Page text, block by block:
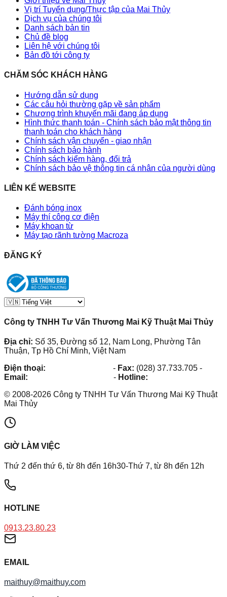
Vị trí Tuyển dụng/Thực tập của Mai Thủy
Dịch vụ của chúng tôi
Danh sách bản tin
Chủ đề blog
Liên hệ với chúng tôi
Bản đồ tới công ty
CHĂM SÓC KHÁCH HÀNG
Hướng dẫn sử dụng
Các câu hỏi thường gặp về sản phẩm
Chương trình khuyến mãi đang áp dụng
Hình thức thanh toán - Chính sách bảo mật thông tin
thanh toán cho khách hàng
Chính sách vận chuyển - giao nhận
Chính sách bảo hành
Chính sách kiểm hàng, đổi trả
Chính sách bảo vệ thông tin cá nhân của người dùng
LIÊN KẾ WEBSITE
Đánh bóng inox
Máy thí công cơ điện
Máy khoan từ
Máy tạo rãnh tường Macroza
ĐĂNG KÝ
Công ty TNHH Tư Vấn Thương Mai Kỹ Thuật Mai Thủy
Địa chỉ: Số 35, Đường số 12, Nam Long, Phường Tân
Thuận, Tp Hồ Chí Minh, Việt Nam
Điện thoại:
- Fax: (028) 37.733.705 -
Email:
- Hotline:
© 2008-2026 Công ty TNHH Tư Vấn Thương Mai Kỹ Thuật
Mai Thủy
GIỜ LÀM VIỆC
Thứ 2 đến thứ 6, từ 8h đến 16h30-Thứ 7, từ 8h đến 12h
HOTLINE
0913.23.80.23
EMAIL
maithuy@maithuy.com